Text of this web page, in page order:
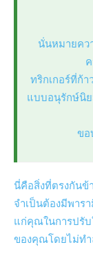
นั่นหมายคว
ทริกเกอร์ที่ก้
แบบอนุรักษ์นิ
ขอ
นี่คือสิ่งที่ตรงกันข้
จำเป็นต้องมีพาร
แก่คุณในการปรับ
ของคุณโดยไม่ท